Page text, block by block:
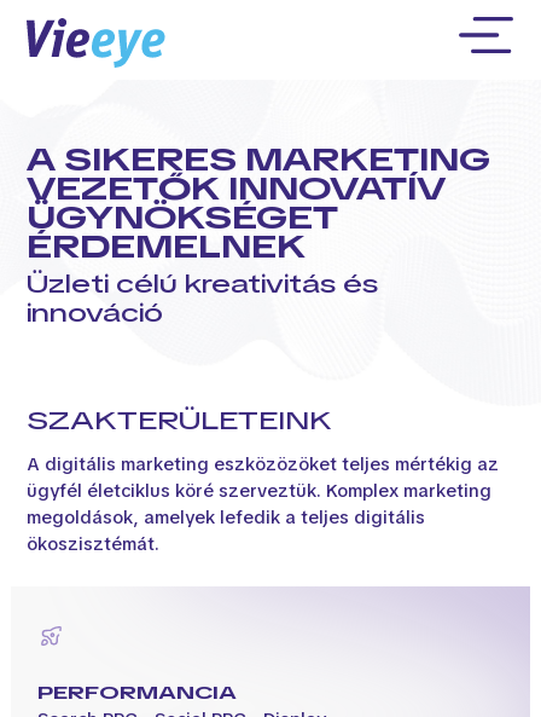
A SIKERES MARKETING
VEZETŐK INNOVATÍV
ÜGYNÖKSÉGET
ÉRDEMELNEK
Üzleti célú kreativitás és
innováció
SZAKTERÜLETEINK
A digitális marketing eszközözöket teljes mértékig az
ügyfél életciklus köré szerveztük. Komplex marketing
megoldások, amelyek lefedik a teljes digitális
ökoszisztémát.
PERFORMANCIA